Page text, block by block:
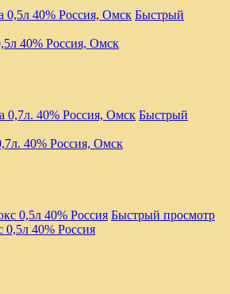
Быстрый
40% Россия, Омск
Быстрый
40% Россия, Омск
Быстрый просмотр
0,5л 40% Россия